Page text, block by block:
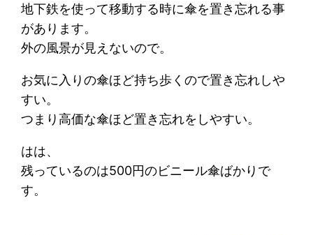
地下鉄を使って移動する時に傘を置き忘れる事
があります。
外の風景が見えないので。
お気に入りの傘ほど持ち歩くので置き忘れしや
すい。
つまり高価な傘ほど置き忘れをしやすい。
はは、
残っているのは500円のビニール傘ばかりで
す。